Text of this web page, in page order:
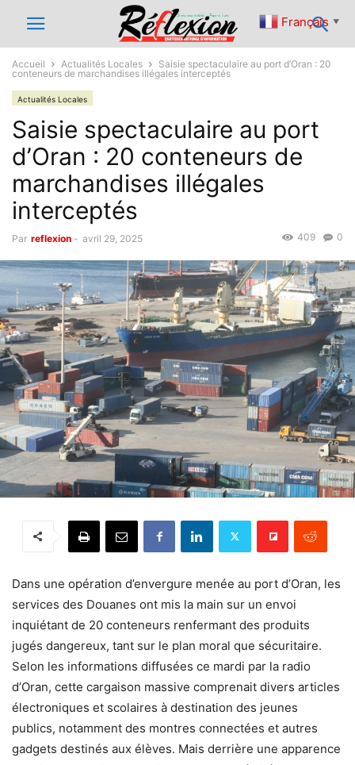
Accueil Actualités Locales
Saisie spectaculaire au port d’Oran : 20
conteneurs de marchandises illégales interceptés
Actualités Locales
Saisie spectaculaire au port
d’Oran : 20 conteneurs de
marchandises illégales
interceptés
Par reflexion - avril 29, 2025 0
409
Dans une opération d’envergure menée au port d’Oran, les
services des Douanes ont mis la main sur un envoi
inquiétant de 20 conteneurs renfermant des produits
jugés dangereux, tant sur le plan moral que sécuritaire.
Selon les informations diffusées ce mardi par la radio
d’Oran, cette cargaison massive comprenait divers articles
électroniques et scolaires à destination des jeunes
publics, notamment des montres connectées et autres
gadgets destinés aux élèves. Mais derrière une apparence
Français ▼